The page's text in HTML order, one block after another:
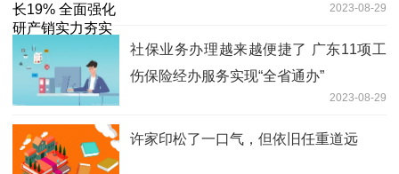
2023-08-29
社保业务办理越来越便捷了 广东11项工
伤保险经办服务实现“全省通办”
2023-08-29
许家印松了一口气，但依旧任重道远